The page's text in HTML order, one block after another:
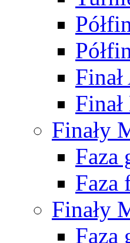
Finał
Finał
Finały
Faza
Faza
Finały
Faza